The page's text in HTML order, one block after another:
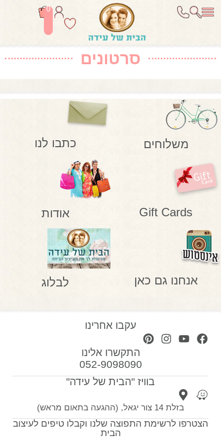
0
סרטונים
משלוחים כתבו לנו
Gift Cards אודות
אנחנו גם כאן לבלוג
עקבו אחרינו
התקשרו אלינו
052-9098090
בוויז "הבית של עידה"
בזלת 14 צור יגאל, (ההגעה בתאום מראש)
הצטרפו לרשימת התפוצה שלנו וקבלו טיפים לעיצוב
הבית